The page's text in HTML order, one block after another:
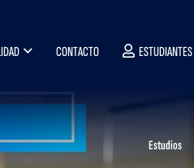
CONTACTO ESTUDIANTES
Estudios